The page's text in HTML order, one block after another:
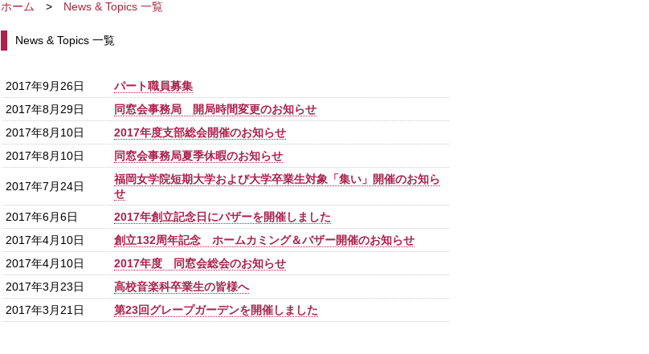
ホーム > News & Topics 一覧
News & Topics 一覧
2017年9月26日
パート職員募集
2017年8月29日
同窓会事務局 開局時間変更のお知らせ
2017年8月10日
2017年度支部総会開催のお知らせ
2017年8月10日
同窓会事務局夏季休暇のお知らせ
2017年7月24日
福岡女学院短期大学および大学卒業生対象「集い」開催のお知ら
せ
2017年6月6日
2017年創立記念日にバザーを開催しました
2017年4月10日
創立132周年記念 ホームカミング＆バザー開催のお知らせ
2017年4月10日
2017年度 同窓会総会のお知らせ
2017年3月23日
高校音楽科卒業生の皆様へ
2017年3月21日
第23回グレープガーデンを開催しました